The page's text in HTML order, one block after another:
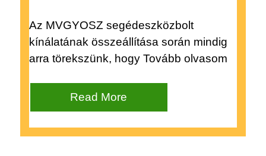
Az MVGYOSZ segédeszközbolt
kínálatának összeállítása során mindig
arra törekszünk, hogy Tovább olvasom
Read More